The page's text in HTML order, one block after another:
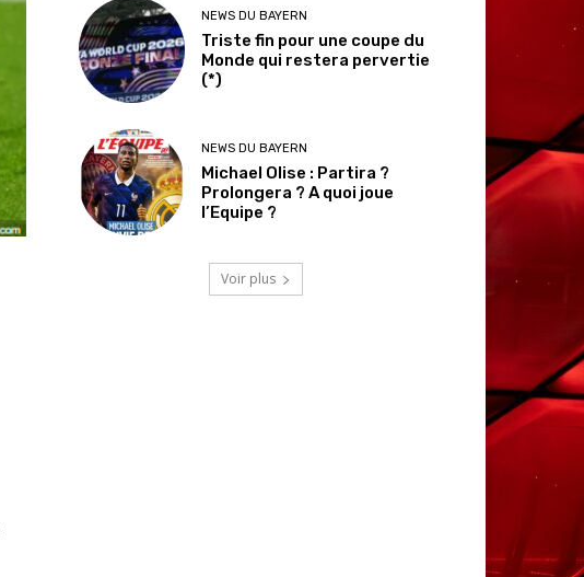
NEWS DU BAYERN
Triste fin pour une coupe du
Monde qui restera pervertie
(*)
NEWS DU BAYERN
Michael Olise : Partira ?
Prolongera ? A quoi joue
l’Equipe ?
Voir plus